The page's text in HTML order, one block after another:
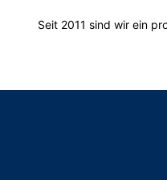
Seit 2011 sind wir ein